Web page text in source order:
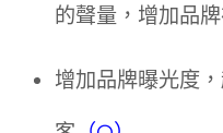
的聲量，增加品
增加品牌曝光度